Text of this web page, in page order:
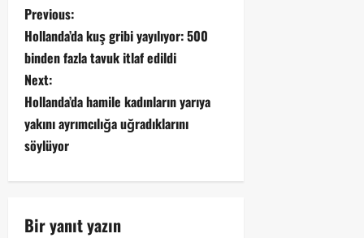
Previous:
Hollanda’da kuş gribi yayılıyor: 500
binden fazla tavuk itlaf edildi
Next:
Hollanda’da hamile kadınların yarıya
yakını ayrımcılığa uğradıklarını
söylüyor
Bir yanıt yazın